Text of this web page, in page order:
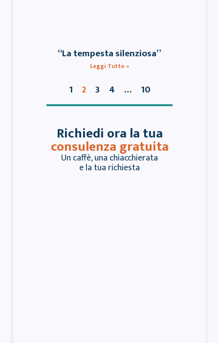
“La tempesta silenziosa”
Leggi Tutto »
1 2 3 4 … 10
Richiedi ora la tua
consulenza gratuita
Un caffè, una chiacchierata
e la tua richiesta